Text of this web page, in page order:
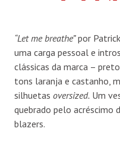
“Let me breathe”por
uma carga pessoal e
clássicas da marca –
tons laranja e castanho,
silhuetas oversized. Um
quebrado pelo acréscimo
blazers.